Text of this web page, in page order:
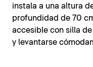
instala a una altura
profundidad de 70
accesible con silla
y levantarse